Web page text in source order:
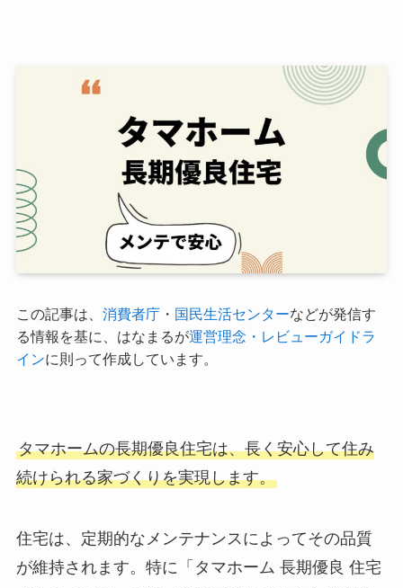
この記事は、 消費者庁・ 国民生活センターなどが発信す
る情報を基に、はなまるが運営理念・レビューガイドラ
インに則って作成しています。
タマホームの長期優良住宅は、長く安心して住み
続けられる家づくりを実現します。
住宅は、定期的なメンテナンスによってその品質
が維持されます。特に「タマホーム 長期優良 住宅